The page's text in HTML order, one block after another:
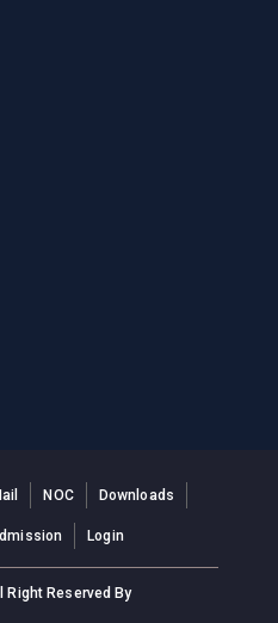
NOC Downloads
Login
Right Reserved By